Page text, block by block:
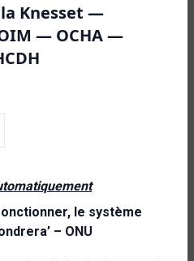
la Knesset —
— OCHA —
le système
– ONU